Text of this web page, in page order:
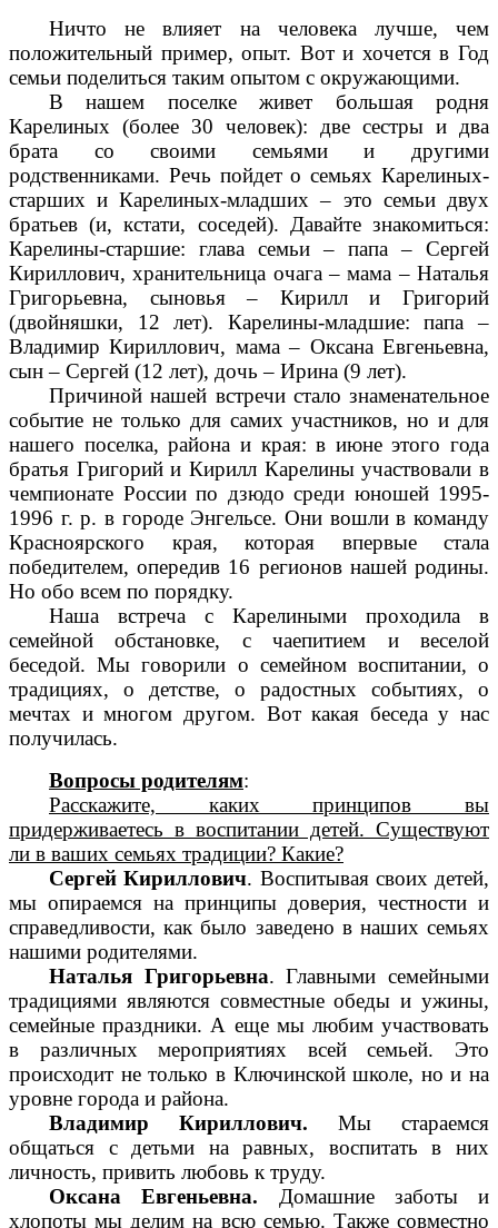
Ничто не влияет на человека лучше, чем
положительный пример, опыт. Вот и хочется в Год
семьи поделиться таким опытом с окружающими.
В нашем поселке живет большая родня
Карелиных (более 30 человек): две сестры и два
брата со своими семьями и другими
родственниками. Речь пойдет о семьях Карелиных-
старших и Карелиных-младших – это семьи двух
братьев (и, кстати, соседей). Давайте знакомиться:
Карелины-старшие: глава семьи – папа – Сергей
Кириллович, хранительница очага – мама – Наталья
Григорьевна, сыновья – Кирилл и Григорий
(двойняшки, 12 лет). Карелины-младшие: папа –
Владимир Кириллович, мама – Оксана Евгеньевна,
сын – Сергей (12 лет), дочь – Ирина (9 лет).
Причиной нашей встречи стало знаменательное
событие не только для самих участников, но и для
нашего поселка, района и края: в июне этого года
братья Григорий и Кирилл Карелины участвовали в
чемпионате России по дзюдо среди юношей 1995-
1996 г. р. в городе Энгельсе. Они вошли в команду
Красноярского края, которая впервые стала
победителем, опередив 16 регионов нашей родины.
Но обо всем по порядку.
Наша встреча с Карелиными проходила в
семейной обстановке, с чаепитием и веселой
беседой. Мы говорили о семейном воспитании, о
традициях, о детстве, о радостных событиях, о
мечтах и многом другом. Вот какая беседа у нас
получилась.
Вопросы родителям:
Расскажите, каких принципов вы
придерживаетесь в воспитании детей. Существуют
ли в ваших семьях традиции? Какие?
Сергей Кириллович. Воспитывая своих детей,
мы опираемся на принципы доверия, честности и
справедливости, как было заведено в наших семьях
нашими родителями.
Наталья Григорьевна. Главными семейными
традициями являются совместные обеды и ужины,
семейные праздники. А еще мы любим участвовать
в различных мероприятиях всей семьей. Это
происходит не только в Ключинской школе, но и на
уровне города и района.
Владимир Кириллович. Мы стараемся
общаться с детьми на равных, воспитать в них
личность, привить любовь к труду.
Оксана Евгеньевна.
Домашние заботы и
хлопоты мы делим на всю семью. Также совместно